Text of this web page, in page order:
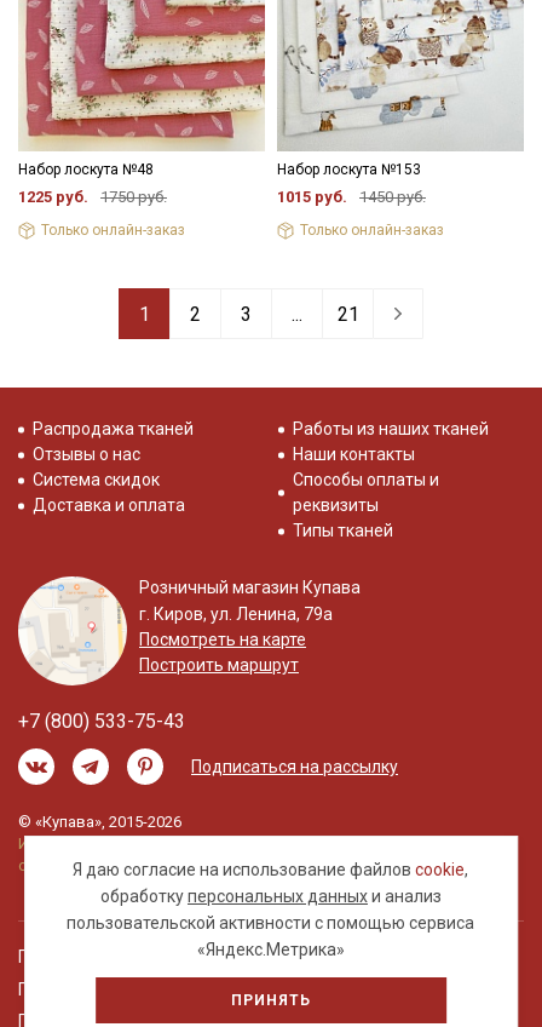
Набор лоскута №48
1225 руб. 1750 руб.
Только онлайн-заказ
Набор лоскута №153
1015 руб. 1450 руб.
Только онлайн-заказ
1 2 3 ... 21
Я даю согласие на использование файловcookie,
обработкуперсональных данныхи анализ
пользовательской активности с помощью сервиса
«Яндекс.Метрика»
ПРИНЯТЬ
Распродажа тканей
Отзывы о нас
Система скидок
Доставка и оплата
Работы из наших тканей
Наши контакты
Способы оплаты и
реквизиты
Типы тканей
Розничный магазин Купава
г. Киров, ул. Ленина, 79а
Посмотреть на карте
Построить маршрут
+7 (800) 533-75-43
Подписаться на рассылку
© «Купава», 2015-2026
Информация на сайте не является публичной
офертой.
Правовая информация
Политика обработки персональных данных
Пользовательское соглашение